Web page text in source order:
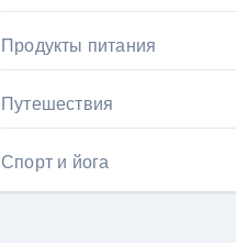
Продукты питания
Путешествия
Спорт и йога